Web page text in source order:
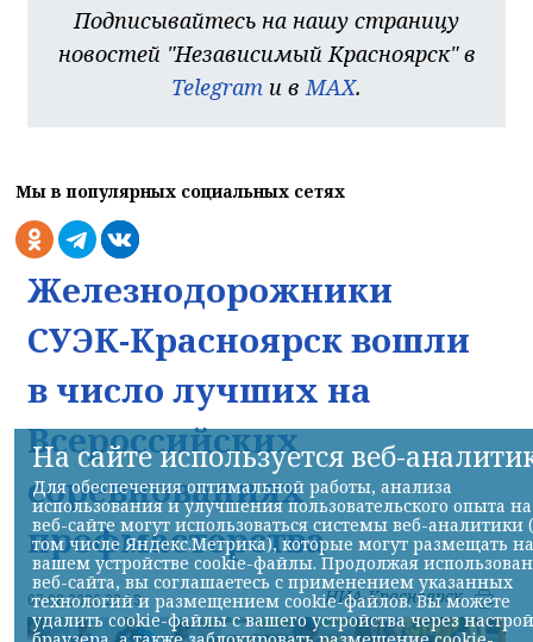
Подписывайтесь на нашу страницу
новостей "Независимый Красноярск" в
Telegram и в MAX.
Мы в популярных социальных сетях
Железнодорожники
СУЭК-Красноярск вошли
в число лучших на
Всероссийских
соревнованиях
профмастерства
07.08.2026 22:13 НИА-Красноярск
На сайте используется веб-
Для обеспечения оптимальной работы, анализа
использования и улучшения пользовательского опыта на
веб-сайте могут использоваться системы веб-аналитики
том числе Яндекс.Метрика), которые могут размещать на
вашем устройстве cookie-файлы. Продолжая
веб-сайта, вы соглашаетесь с применением указанных
технологий и размещением cookie-файлов. Вы можете
удалить cookie-файлы с вашего устройства через